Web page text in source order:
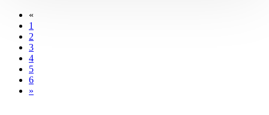
«
1
2
3
4
5
6
»